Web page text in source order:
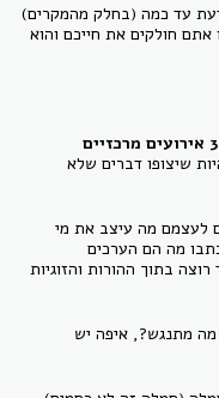
עד כמה (בחלק מהמקרים)
חולקים את חייכם והוא
אירועים מרכזיים
שיצופו דברים שלא
מה עיצב את מי
מה הם הערכים
בתוך ההורות והזוגיות
מתנגש?, איפה יש